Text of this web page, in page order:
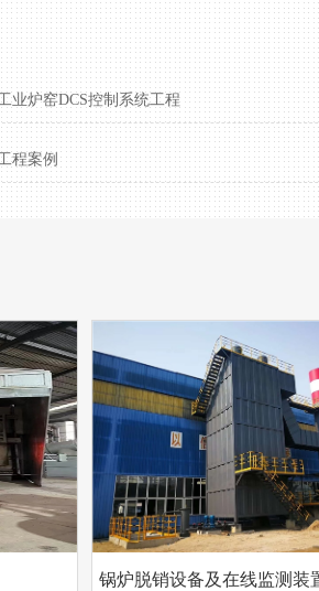
业炉窑DCS控制系统工程
程案例
锅炉脱销设备及在线监测装